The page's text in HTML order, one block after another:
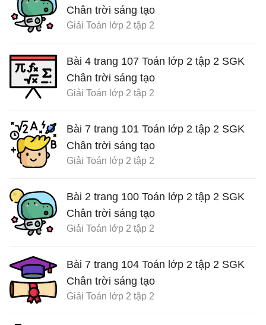
Chân trời sáng tạo
Giải Toán lớp 2 tập 2
Bài 4 trang 107 Toán lớp 2 tập 2 SGK
Chân trời sáng tạo
Giải Toán lớp 2 tập 2
Bài 7 trang 101 Toán lớp 2 tập 2 SGK
Chân trời sáng tạo
Giải Toán lớp 2 tập 2
Bài 2 trang 100 Toán lớp 2 tập 2 SGK
Chân trời sáng tạo
Giải Toán lớp 2 tập 2
Bài 7 trang 104 Toán lớp 2 tập 2 SGK
Chân trời sáng tạo
Giải Toán lớp 2 tập 2